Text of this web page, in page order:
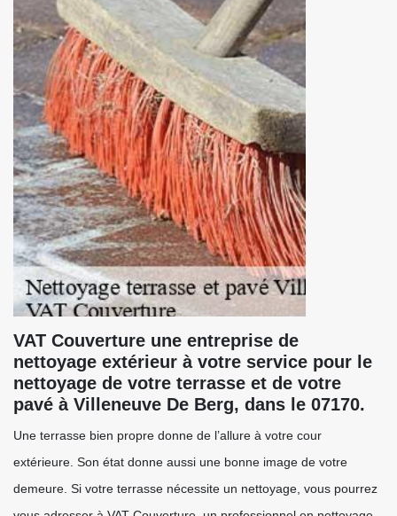
VAT Couverture une entreprise de
nettoyage extérieur à votre service pour le
nettoyage de votre terrasse et de votre
pavé à Villeneuve De Berg, dans le 07170.
Une terrasse bien propre donne de l’allure à votre cour
extérieure. Son état donne aussi une bonne image de votre
demeure. Si votre terrasse nécessite un nettoyage, vous pourrez